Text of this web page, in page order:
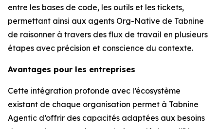
entre les bases de code, les outils et les tickets,
permettant ainsi aux agents Org-Native de Tabnine
de raisonner à travers des flux de travail en plusieurs
étapes avec précision et conscience du contexte.
Avantages pour les entreprises
Cette intégration profonde avec l’écosystème
existant de chaque organisation permet à Tabnine
Agentic d’offrir des capacités adaptées aux besoins